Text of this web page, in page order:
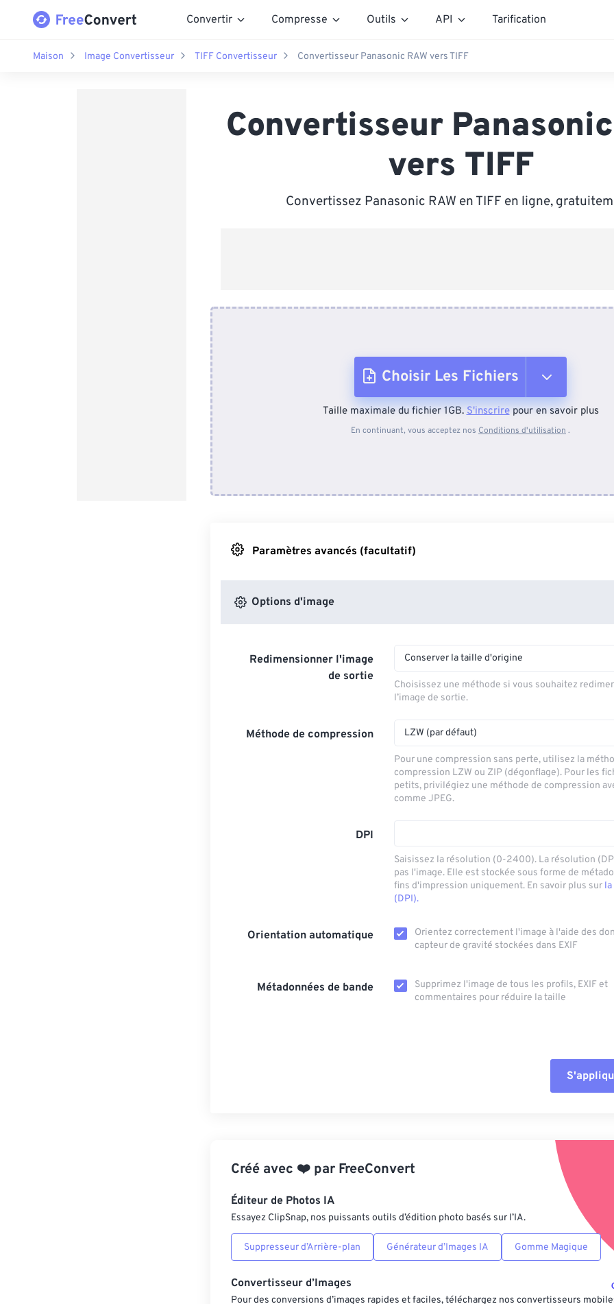
Convertir Compresse Outils API Tarification
Maison Image Convertisseur TIFF Convertisseur Convertisseur Panasonic RAW vers TIFF
Convertisseur
vers TIFF
Convertissez Panasonic RAW en TIFF en ligne,
Choisir Les Fichiers
Depuis l'appareil
Taille maximale du fichier 1GB.S'inscrirepour en savoir plus
En continuant, vous acceptez nos Conditions d'utilisation .
Paramètres avancés (facultatif)
Options d'image
Redimensionner l'image
de sortie
Conserver la taille d'origine
Choisissez une méthode si vous souhaitez
l’image de sortie.
Méthode de compression LZW (par défaut)
Pour une compression sans perte, utilisez la
compression LZW ou ZIP (dégonflage). Pour les
petits, privilégiez une méthode de compression
comme JPEG.
DPI
Saisissez la résolution (0-2400). La résolution
pas l'image. Elle est stockée sous forme de
fins d'impression uniquement. En savoir plus sur
(DPI).
Orientation automatique
Orientez correctement l'image à l'aide des
capteur de gravité stockées dans EXIF
Métadonnées de bande
Supprimez l'image de tous les profils, EXIF ​​et
commentaires pour réduire la taille
Appliquer à
Enregistrer
Créé avec ❤️ par FreeConvert
Éditeur de Photos IA
Essayez ClipSnap, nos puissants outils d’édition photo basés sur l’IA.
Suppresseur d’Arrière-plan Générateur d’Images IA Gomme Magique
Convertisseur d’Images
Pour des conversions d’images rapides et faciles, téléchargez nos convertisseurs